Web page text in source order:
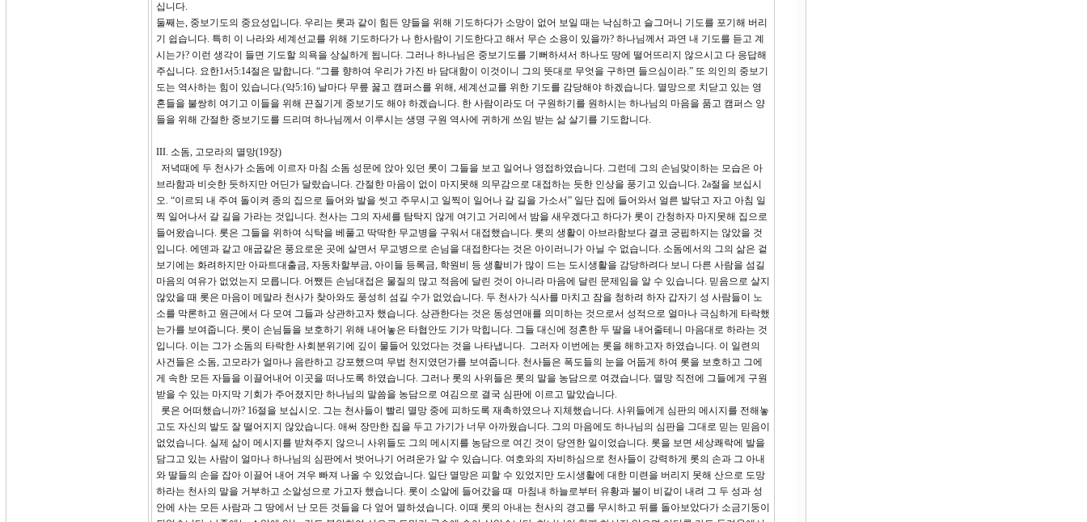
십니다.
둘째는, 중보기도의 중요성입니다. 우리는 롯과 같이 힘든 양들을 위해 기도하다가 소망이 없어 보일 때는 낙심하고 슬그머니 기도를 포기해 버리
기 쉽습니다. 특히 이 나라와 세계선교를 위해 기도하다가 나 한사람이 기도한다고 해서 무슨 소용이 있을까? 하나님께서 과연 내 기도를 듣고 계
시는가? 이런 생각이 들면 기도할 의욕을 상실하게 됩니다. 그러나 하나님은 중보기도를 기뻐하셔서 하나도 땅에 떨어뜨리지 않으시고 다 응답해
주십니다. 요한1서5:14절은 말합니다. “그를 향하여 우리가 가진 바 담대함이 이것이니 그의 뜻대로 무엇을 구하면 들으심이라.” 또 의인의 중보기
도는 역사하는 힘이 있습니다.(약5:16) 날마다 무릎 꿇고 캠퍼스를 위해, 세계선교를 위한 기도를 감당해야 하겠습니다. 멸망으로 치닫고 있는 영
혼들을 불쌍히 여기고 이들을 위해 끈질기게 중보기도 해야 하겠습니다. 한 사람이라도 더 구원하기를 원하시는 하나님의 마음을 품고 캠퍼스 양
들을 위해 간절한 중보기도를 드리며 하나님께서 이루시는 생명 구원 역사에 귀하게 쓰임 받는 삶 살기를 기도합니다.
III. 소돔, 고모라의 멸망(19장)
저녁때에 두 천사가 소돔에 이르자 마침 소돔 성문에 앉아 있던 롯이 그들을 보고 일어나 영접하였습니다. 그런데 그의 손님맞이하는 모습은 아
브라함과 비슷한 듯하지만 어딘가 달랐습니다. 간절한 마음이 없이 마지못해 의무감으로 대접하는 듯한 인상을 풍기고 있습니다. 2a절을 보십시
오. “이르되 내 주여 돌이켜 종의 집으로 들어와 발을 씻고 주무시고 일찍이 일어나 갈 길을 가소서” 일단 집에 들어와서 얼른 발닦고 자고 아침 일
찍 일어나서 갈 길을 가라는 것입니다. 천사는 그의 자세를 탐탁지 않게 여기고 거리에서 밤을 새우겠다고 하다가 롯이 간청하자 마지못해 집으로
들어왔습니다. 롯은 그들을 위하여 식탁을 베풀고 딱딱한 무교병을 구워서 대접했습니다. 롯의 생활이 아브라함보다 결코 궁핍하지는 않았을 것
입니다. 에덴과 같고 애굽같은 풍요로운 곳에 살면서 무교병으로 손님을 대접한다는 것은 아이러니가 아닐 수 없습니다. 소돔에서의 그의 삶은 겉
보기에는 화려하지만 아파트대출금, 자동차할부금, 아이들 등록금, 학원비 등 생활비가 많이 드는 도시생활을 감당하려다 보니 다른 사람을 섬길
마음의 여유가 없었는지 모릅니다. 어쨌든 손님대접은 물질의 많고 적음에 달린 것이 아니라 마음에 달린 문제임을 알 수 있습니다. 믿음으로 살지
않았을 때 롯은 마음이 메말라 천사가 찾아와도 풍성히 섬길 수가 없었습니다. 두 천사가 식사를 마치고 잠을 청하려 하자 갑자기 성 사람들이 노
소를 막론하고 원근에서 다 모여 그들과 상관하고자 했습니다. 상관한다는 것은 동성연애를 의미하는 것으로서 성적으로 얼마나 극심하게 타락했
는가를 보여줍니다. 롯이 손님들을 보호하기 위해 내어놓은 타협안도 기가 막힙니다. 그들 대신에 정혼한 두 딸을 내어줄테니 마음대로 하라는 것
입니다. 이는 그가 소돔의 타락한 사회분위기에 깊이 물들어 있었다는 것을 나타냅니다. 그러자 이번에는 롯을 해하고자 하였습니다. 이 일련의
사건들은 소돔, 고모라가 얼마나 음란하고 강포했으며 무법 천지였던가를 보여줍니다. 천사들은 폭도들의 눈을 어둡게 하여 롯을 보호하고 그에
게 속한 모든 자들을 이끌어내어 이곳을 떠나도록 하였습니다. 그러나 롯의 사위들은 롯의 말을 농담으로 여겼습니다. 멸망 직전에 그들에게 구원
받을 수 있는 마지막 기회가 주어졌지만 하나님의 말씀을 농담으로 여김으로 결국 심판에 이르고 말았습니다.
롯은 어떠했습니까? 16절을 보십시오. 그는 천사들이 빨리 멸망 중에 피하도록 재촉하였으나 지체했습니다. 사위들에게 심판의 메시지를 전해놓
고도 자신의 발도 잘 떨어지지 않았습니다. 애써 장만한 집을 두고 가기가 너무 아까웠습니다. 그의 마음에도 하나님의 심판을 그대로 믿는 믿음이
없었습니다. 실제 삶이 메시지를 받쳐주지 않으니 사위들도 그의 메시지를 농담으로 여긴 것이 당연한 일이었습니다. 롯을 보면 세상쾌락에 발을
담그고 있는 사람이 얼마나 하나님의 심판에서 벗어나기 어려운가 알 수 있습니다. 여호와의 자비하심으로 천사들이 강력하게 롯의 손과 그 아내
와 딸들의 손을 잡아 이끌어 내어 겨우 빠져 나올 수 있었습니다. 일단 멸망은 피할 수 있었지만 도시생활에 대한 미련을 버리지 못해 산으로 도망
하라는 천사의 말을 거부하고 소알성으로 가고자 했습니다. 롯이 소알에 들어갔을 때 마침내 하늘로부터 유황과 불이 비같이 내려 그 두 성과 성
안에 사는 모든 사람과 그 땅에서 난 모든 것들을 다 엎어 멸하셨습니다. 이때 롯의 아내는 천사의 경고를 무시하고 뒤를 돌아보았다가 소금기둥이